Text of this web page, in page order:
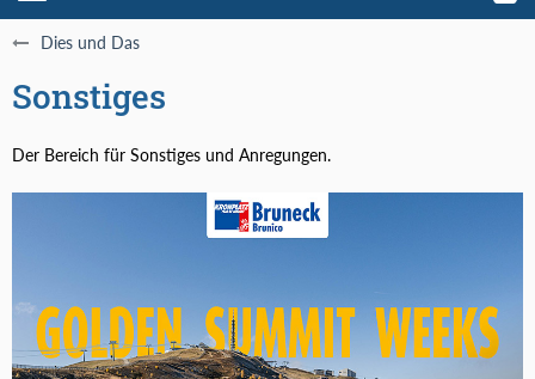
Dies und Das
Sonstiges
Der Bereich für Sonstiges und Anregungen.